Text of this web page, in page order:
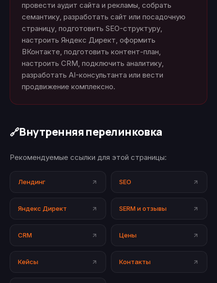
провести аудит сайта и рекламы, собрать
семантику, разработать сайт или посадочную
страницу, подготовить SEO-структуру,
настроить Яндекс Директ, оформить
ВКонтакте, подготовить контент-план,
настроить CRM, подключить аналитику,
разработать AI-консультанта или вести
продвижение комплексно.
🔗Внутренняя перелинковка
Рекомендуемые ссылки для этой страницы:
Лендинг SEO
Яндекс Директ SERM и отзывы
CRM Цены
Кейсы Контакты